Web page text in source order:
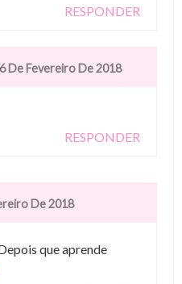
RESPONDER
De Fevereiro De 2018
RESPONDER
De 2018
que aprende